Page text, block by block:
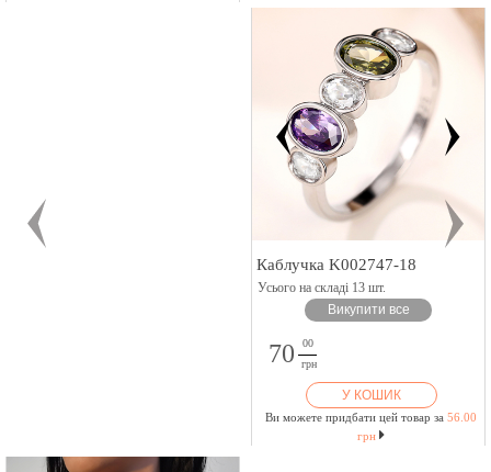
Каблучка K002747-18
Усього на складі 13 шт.
Викупити все
70
00
грн
У КОШИК
Ви можете придбати цей товар за 56.00
грн